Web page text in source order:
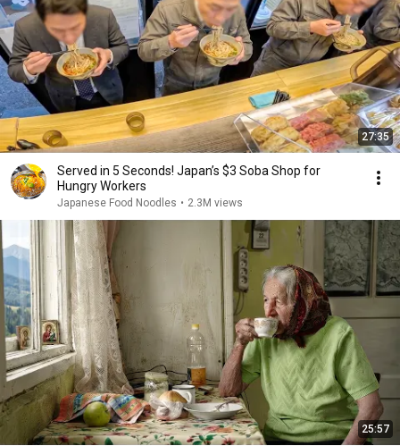
27:35
Served in 5 Seconds! Japan’s $3 Soba Shop for
Hungry Workers
Japanese Food Noodles • 2.3M views
25:57